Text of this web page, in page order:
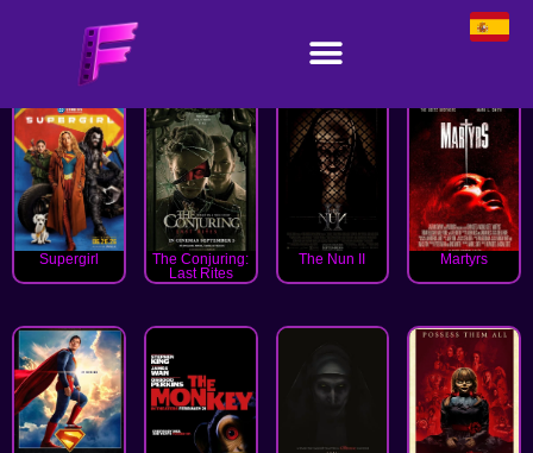
Supergirl
The Conjuring:
Last Rites
The Nun II Martyrs